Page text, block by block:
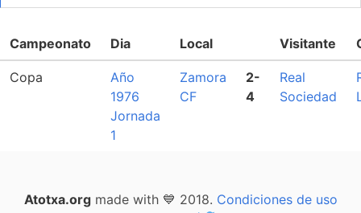
Campeonato Dia Local Visitante
Copa
Año
1976
Jornada
1
Zamora
CF
2-
4
Real
Sociedad
Atotxa.orgmade with 💙 2018. Condiciones de uso